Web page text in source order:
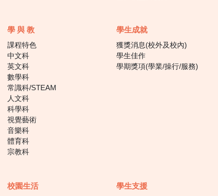
學 與 教
課程特色
中文科
英文科
數學科
常識科/STEAM
人文科
科學科
視覺藝術
音樂科
體育科
宗教科
學生成就
獲獎消息(校外及校內)
學生佳作
學期獎項(學業/操行/服務)
校園生活
學生支援